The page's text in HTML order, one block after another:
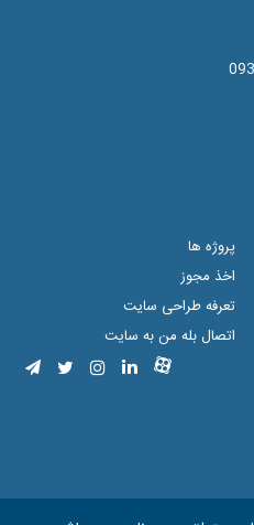
پروژه ها
اخذ مجوز
تعرفه طراحی سایت
اتصال بله من به سایت